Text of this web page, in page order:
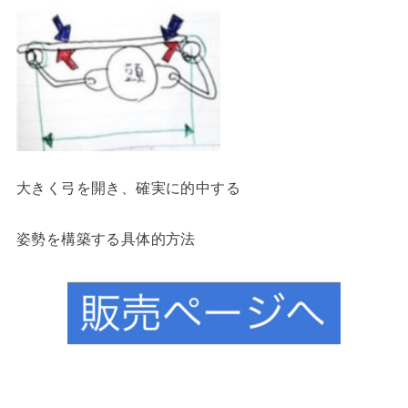
大きく弓を開き、確実に的中する
姿勢を構築する具体的方法